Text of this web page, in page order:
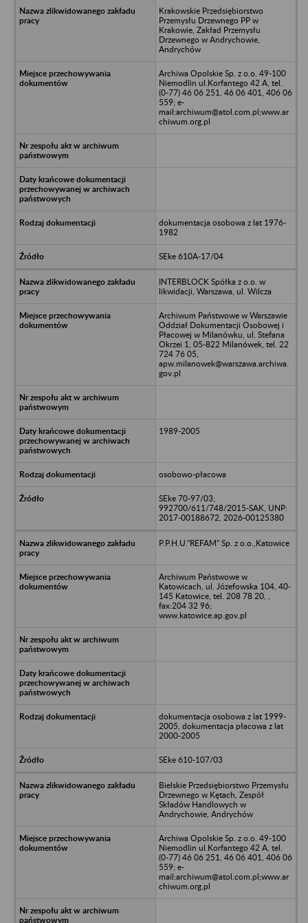
Krakowskie Przedsiębiorstwo
Przemysłu Drzewnego PP w
Krakowie, Zakład Przemysłu
Drzewnego w Andrychowie,
Andrychów
Archiwa Opolskie Sp. z o.o. 49-100
Niemodlin ul.Korfantego 42 A, tel.
(0-77) 46 06 251, 46 06 401, 406 06
559; e-
mail:archiwum@atol.com.pl;www.ar
chiwum.org.pl
dokumentacja osobowa z lat 1976-
1982
SEke 610A-17/04
INTERBLOCK Spółka z o.o. w
likwidacji, Warszawa, ul. Wilcza
Archiwum Państwowe w Warszawie
Oddział Dokumentacji Osobowej i
Płacowej w Milanówku, ul. Stefana
Okrzei 1, 05-822 Milanówek, tel. 22
724 76 05,
apw.milanowek@warszawa.archiwa.
gov.pl
1989-2005
osobowo-płacowa
SEke 70-97/03;
992700/611/748/2015-SAK, UNP:
2017-00188672, 2026-00125380
P.P.H.U."REFAM" Sp. z o.o.,Katowice
Archiwum Państwowe w
Katowicach, ul. Józefowska 104, 40-
145 Katowice, tel. 208 78 20, ,
fax:204 32 96;
www.katowice.ap.gov.pl
dokumentacja osobowa z lat 1999-
2005, dokumentacja płacowa z lat
2000-2005
SEke 610-107/03
Bielskie Przedsiębiorstwo Przemysłu
Drzewnego w Kętach, Zespół
Składów Handlowych w
Andrychowie, Andrychów
Archiwa Opolskie Sp. z o.o. 49-100
Niemodlin ul.Korfantego 42 A, tel.
(0-77) 46 06 251, 46 06 401, 406 06
559; e-
mail:archiwum@atol.com.pl;www.ar
chiwum.org.pl